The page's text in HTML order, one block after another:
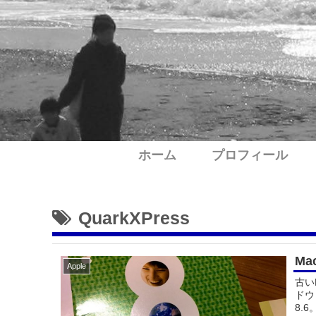
ホーム プロフィール
QuarkXPress
Apple
古
ド
8.6